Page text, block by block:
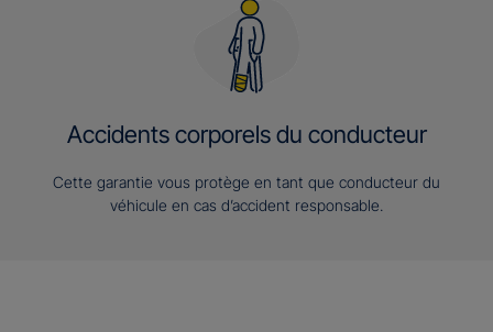
Accidents corporels du conducteur
Cette garantie vous protège en tant que conducteur du
véhicule en cas d’accident responsable.